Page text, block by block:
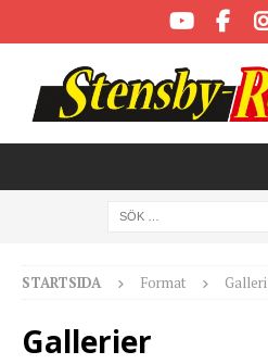
STARTSIDA Format Galleri
Gallerier